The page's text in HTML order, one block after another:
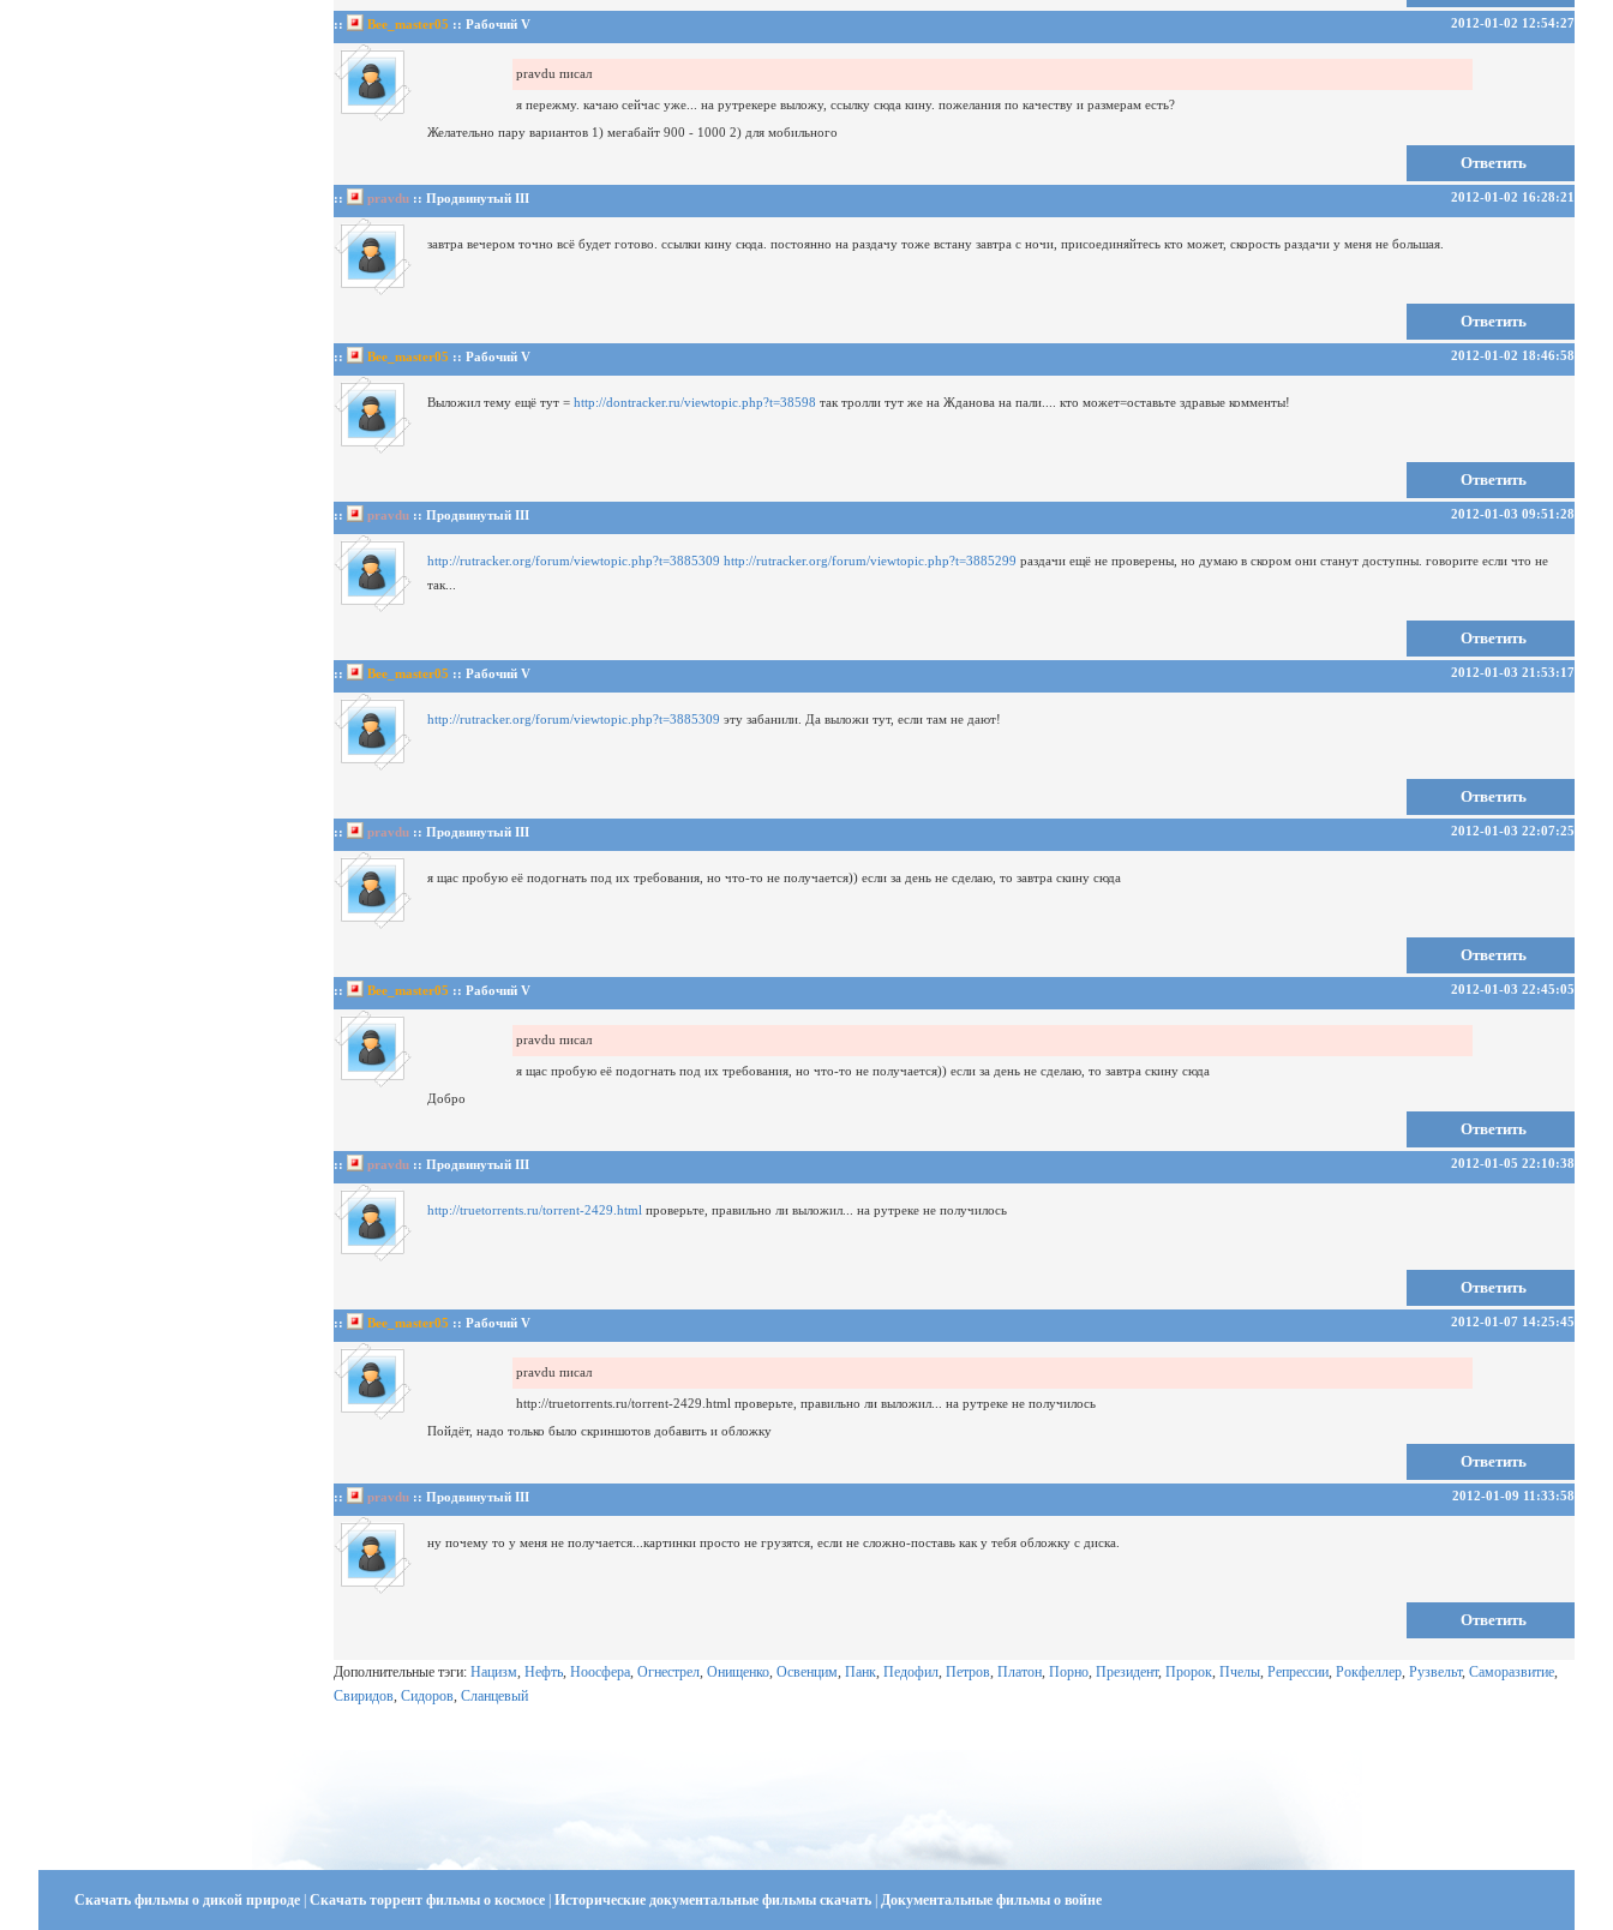
:: Bee_master05 :: Рабочий V 2012-01-02 12:54:27
pravdu писал
я пережму.качаю сейчас уже...на рутрекере выложу, ссылку сюда кину.пожелания по качеству и размерам есть?
Желательно пару вариантов 1) мегабайт 900 - 10002) для мобильного
Ответить
:: pravdu :: Продвинутый III 2012-01-02 16:28:21
завтра вечером точно всё будет готово.ссылки кину сюда.постоянно на раздачу тоже встану завтра с ночи, присоединяйтесь кто может, скорость раздачи у меня не большая.
Ответить
:: Bee_master05 :: Рабочий V 2012-01-02 18:46:58
Выложил тему ещё тут =http://dontracker.ru/viewtopic.php?t=38598 так тролли тут же на Жданова на пали.... кто может=оставьте здравые комменты!
Ответить
:: pravdu :: Продвинутый III 2012-01-03 09:51:28
http://rutracker.org/forum/viewtopic.php?t=3885309 http://rutracker.org/forum/viewtopic.php?t=3885299 раздачи ещё не проверены, но думаю в скором они станут доступны.говорите если что не
так...
Ответить
:: Bee_master05 :: Рабочий V 2012-01-03 21:53:17
http://rutracker.org/forum/viewtopic.php?t=3885309 эту забанили. Да выложи тут, если там не дают!
Ответить
:: pravdu :: Продвинутый III 2012-01-03 22:07:25
я щас пробую её подогнать под их требования, но что-то не получается))если за день не сделаю, то завтра скину сюда
Ответить
:: Bee_master05 :: Рабочий V 2012-01-03 22:45:05
pravdu писал
я щас пробую её подогнать под их требования, но что-то не получается))если за день не сделаю, то завтра скину сюда
Добро
Ответить
:: pravdu :: Продвинутый III 2012-01-05 22:10:38
http://truetorrents.ru/torrent-2429.html проверьте, правильно ли выложил...на рутреке не получилось
Ответить
:: Bee_master05 :: Рабочий V 2012-01-07 14:25:45
pravdu писал
http://truetorrents.ru/torrent-2429.htmlпроверьте, правильно ли выложил...на рутреке не получилось
Пойдёт, надо только было скриншотов добавить и обложку
Ответить
:: pravdu :: Продвинутый III 2012-01-09 11:33:58
ну почему то у меня не получается...картинки просто не грузятся, если не сложно-поставь как у тебя обложку с диска.
Ответить
Дополнительные тэги: Нацизм, Нефть, Ноосфера, Огнестрел, Онищенко, Освенцим, Панк, Педофил, Петров, Платон, Порно, Президент, Пророк, Пчелы, Репрессии, Рокфеллер, Рузвельт, Саморазвитие,
Свиридов, Сидоров, Сланцевый
Скачать фильмы о дикой природе Скачать торрент фильмы о космосе Исторические документальные фильмы скачать Документальные фильмы о войне